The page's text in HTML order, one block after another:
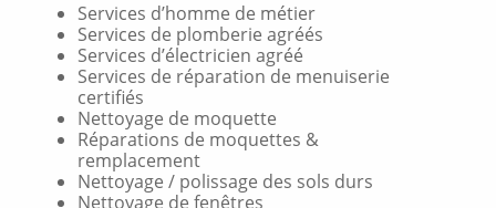
Services d’homme de métier
Services de plomberie agréés
Services d’électricien agréé
Services de réparation de menuiserie
certifiés
Nettoyage de moquette
Réparations de moquettes &
remplacement
Nettoyage / polissage des sols durs
Nettoyage de fenêtres